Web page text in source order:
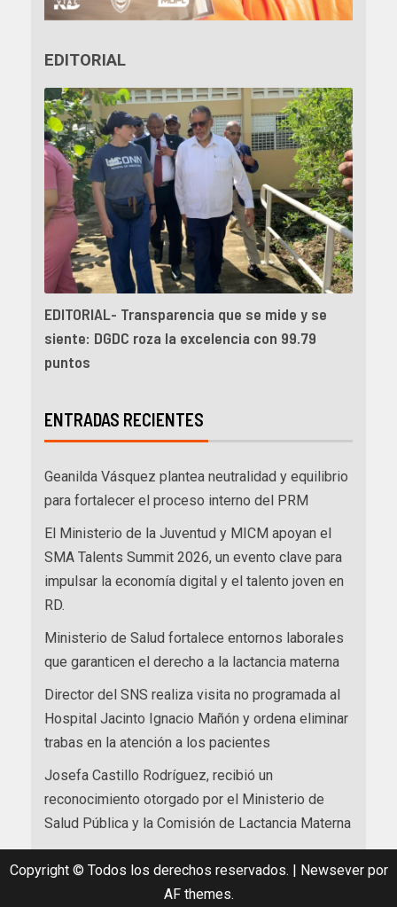
EDITORIAL
EDITORIAL- Transparencia que se mide y se
siente: DGDC roza la excelencia con 99.79
puntos
ENTRADAS RECIENTES
Geanilda Vásquez plantea neutralidad y equilibrio
para fortalecer el proceso interno del PRM
El Ministerio de la Juventud y MICM apoyan el
SMA Talents Summit 2026, un evento clave para
impulsar la economía digital y el talento joven en
RD.
Ministerio de Salud fortalece entornos laborales
que garanticen el derecho a la lactancia materna
Director del SNS realiza visita no programada al
Hospital Jacinto Ignacio Mañón y ordena eliminar
trabas en la atención a los pacientes
Josefa Castillo Rodríguez, recibió un
reconocimiento otorgado por el Ministerio de
Salud Pública y la Comisión de Lactancia Materna
Copyright © Todos los derechos reservados. Newseverpor
AF themes.